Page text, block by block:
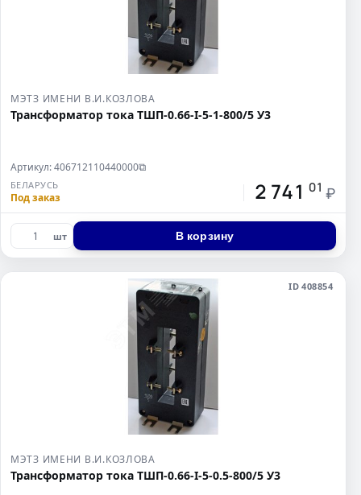
МЭТЗ ИМЕНИ В.И.КОЗЛОВА
Трансформатор тока ТШП-0.66-I-5-1-800/5 У3
Артикул: 406712110440000⧉
БЕЛАРУСЬ
Под заказ 2 741 01 ₽
шт В корзину
ID 408854
МЭТЗ ИМЕНИ В.И.КОЗЛОВА
Трансформатор тока ТШП-0.66-I-5-0.5-800/5 У3